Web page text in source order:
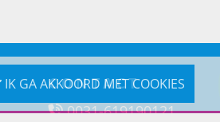
IK GA AKKOORD MET COOKIES
CONTACT
0031-619190121